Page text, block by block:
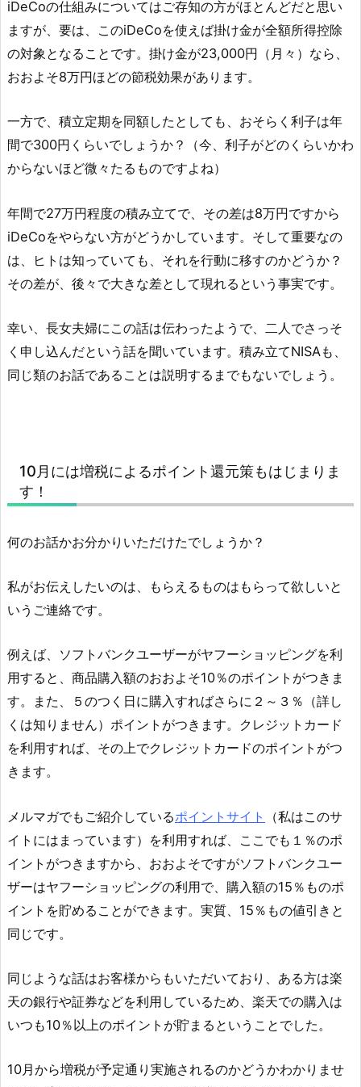
iDeCoの仕組みについてはご存知の方がほとんどだと思い
ますが、要は、このiDeCoを使えば掛け金が全額所得控除
の対象となることです。掛け金が23,000円（月々）なら、
おおよそ8万円ほどの節税効果があります。
一方で、積立定期を同額したとしても、おそらく利子は年
間で300円くらいでしょうか？（今、利子がどのくらいかわ
からないほど微々たるものですよね）
年間で27万円程度の積み立てで、その差は8万円ですから
iDeCoをやらない方がどうかしています。そして重要なの
は、ヒトは知っていても、それを行動に移すのかどうか？
その差が、後々で大きな差として現れるという事実です。
幸い、長女夫婦にこの話は伝わったようで、二人でさっそ
く申し込んだという話を聞いています。積み立てNISAも、
同じ類のお話であることは説明するまでもないでしょう。
10月には増税によるポイント還元策もはじまりま
す！
何のお話かお分かりいただけたでしょうか？
私がお伝えしたいのは、もらえるものはもらって欲しいと
いうご連絡です。
例えば、ソフトバンクユーザーがヤフーショッピングを利
用すると、商品購入額のおおよそ10％のポイントがつきま
す。また、５のつく日に購入すればさらに２～３％（詳し
くは知りません）ポイントがつきます。クレジットカード
を利用すれば、その上でクレジットカードのポイントがつ
きます。
メルマガでもご紹介しているポイントサイト
（私はこのサ
イトにはまっています）を利用すれば、ここでも１％のポ
イントがつきますから、おおよそですがソフトバンクユー
ザーはヤフーショッピングの利用で、購入額の15％ものポ
イントを貯めることができます。実質、15％もの値引きと
同じです。
同じような話はお客様からもいただいており、ある方は楽
天の銀行や証券などを利用しているため、楽天での購入は
いつも10％以上のポイントが貯まるということでした。
10月から増税が予定通り実施されるのかどうかわかりませ